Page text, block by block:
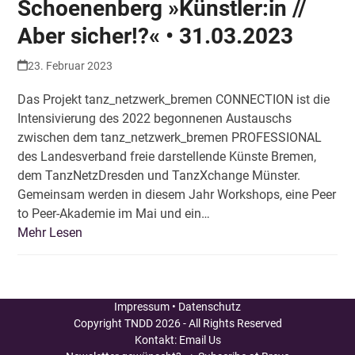
Schoenenberg »Künstler:in //
Aber sicher!?« • 31.03.2023
23. Februar 2023
Das Projekt tanz_netzwerk_bremen CONNECTION ist die
Intensivierung des 2022 begonnenen Austauschs
zwischen dem tanz_netzwerk_bremen PROFESSIONAL
des Landesverband freie darstellende Künste Bremen,
dem TanzNetzDresden und TanzXchange Münster.
Gemeinsam werden in diesem Jahr Workshops, eine Peer
to Peer-Akademie im Mai und ein…
Mehr Lesen
Impressum • Datenschutz
Copyright TNDD2026 - All Rights Reserved
Kontakt: Email Us